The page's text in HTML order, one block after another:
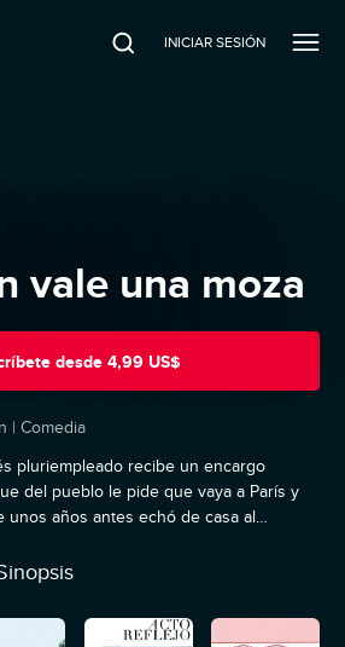
INICIAR SESIÓN
vale una moza
desde 4,99 US$
| Comedia
pluriempleado recibe un encargo
del pueblo le pide que vaya a París y
unos años antes echó de casa al